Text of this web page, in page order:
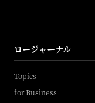
ロージャーナル
Topics
for Business